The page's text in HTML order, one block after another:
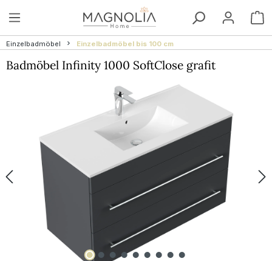
Zum Hauptinhalt springen
Einzelbadmöbel Einzelbadmöbel bis 100 cm
Badmöbel Infinity 1000 SoftClose grafit
Bildergalerie überspringen